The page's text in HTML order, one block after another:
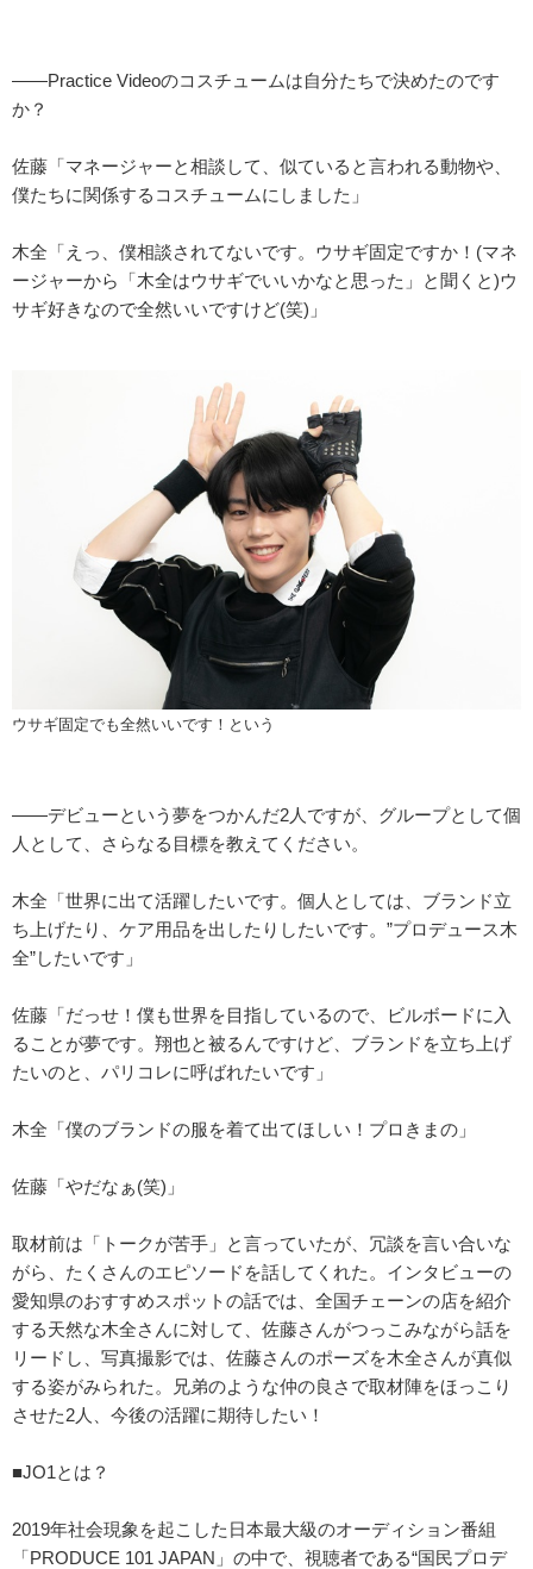
――Practice Videoのコスチュームは自分たちで決めたのです
か？
佐藤「マネージャーと相談して、似ていると言われる動物や、
僕たちに関係するコスチュームにしました」
木全「えっ、僕相談されてないです。ウサギ固定ですか！(マネ
ージャーから「木全はウサギでいいかなと思った」と聞くと)ウ
サギ好きなので全然いいですけど(笑)」
ウサギ固定でも全然いいです！という
――デビューという夢をつかんだ2人ですが、グループとして個
人として、さらなる目標を教えてください。
木全「世界に出て活躍したいです。個人としては、ブランド立
ち上げたり、ケア用品を出したりしたいです。”プロデュース木
全”したいです」
佐藤「だっせ！僕も世界を目指しているので、ビルボードに入
ることが夢です。翔也と被るんですけど、ブランドを立ち上げ
たいのと、パリコレに呼ばれたいです」
木全「僕のブランドの服を着て出てほしい！プロきまの」
佐藤「やだなぁ(笑)」
取材前は「トークが苦手」と言っていたが、冗談を言い合いな
がら、たくさんのエピソードを話してくれた。インタビューの
愛知県のおすすめスポットの話では、全国チェーンの店を紹介
する天然な木全さんに対して、佐藤さんがつっこみながら話を
リードし、写真撮影では、佐藤さんのポーズを木全さんが真似
する姿がみられた。兄弟のような仲の良さで取材陣をほっこり
させた2人、今後の活躍に期待したい！
■JO1とは？
2019年社会現象を起こした日本最大級のオーディション番組
「PRODUCE 101 JAPAN」の中で、視聴者である“国民プロデ